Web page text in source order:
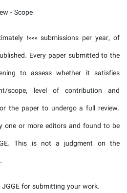
- Scope
1000 submissions per year, of
Every paper submitted to the
to assess whether it satisfies
scope, level of contribution and
the paper to undergo a full review.
one or more editors and found to be
This is not a judgment on the
for submitting your work.